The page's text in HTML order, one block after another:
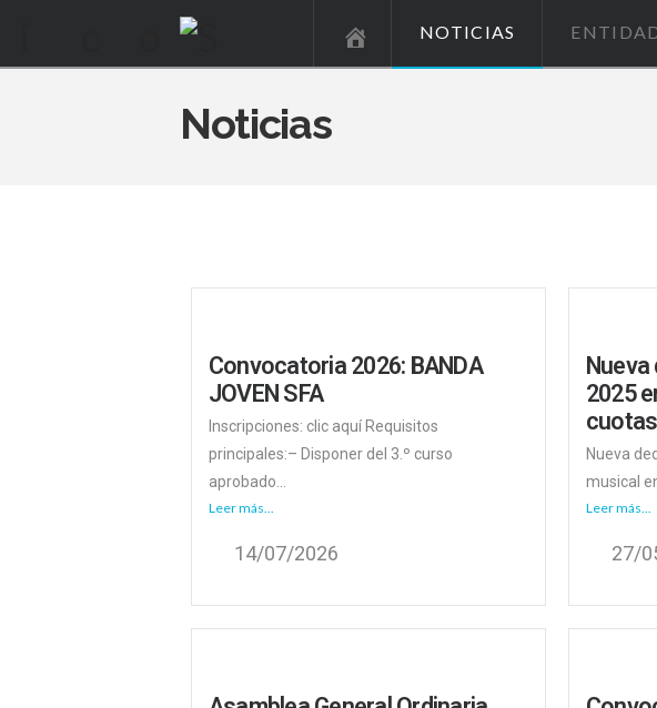
NOTICIAS
Noticias
Convocatoria 2026: BANDA
JOVEN SFA
Inscripciones: clic aquí Requisitos
principales:– Disponer del 3.º curso
aprobado...
Leer más...
14/07/2026
2025
Nueva
musical
Leer más...
27/